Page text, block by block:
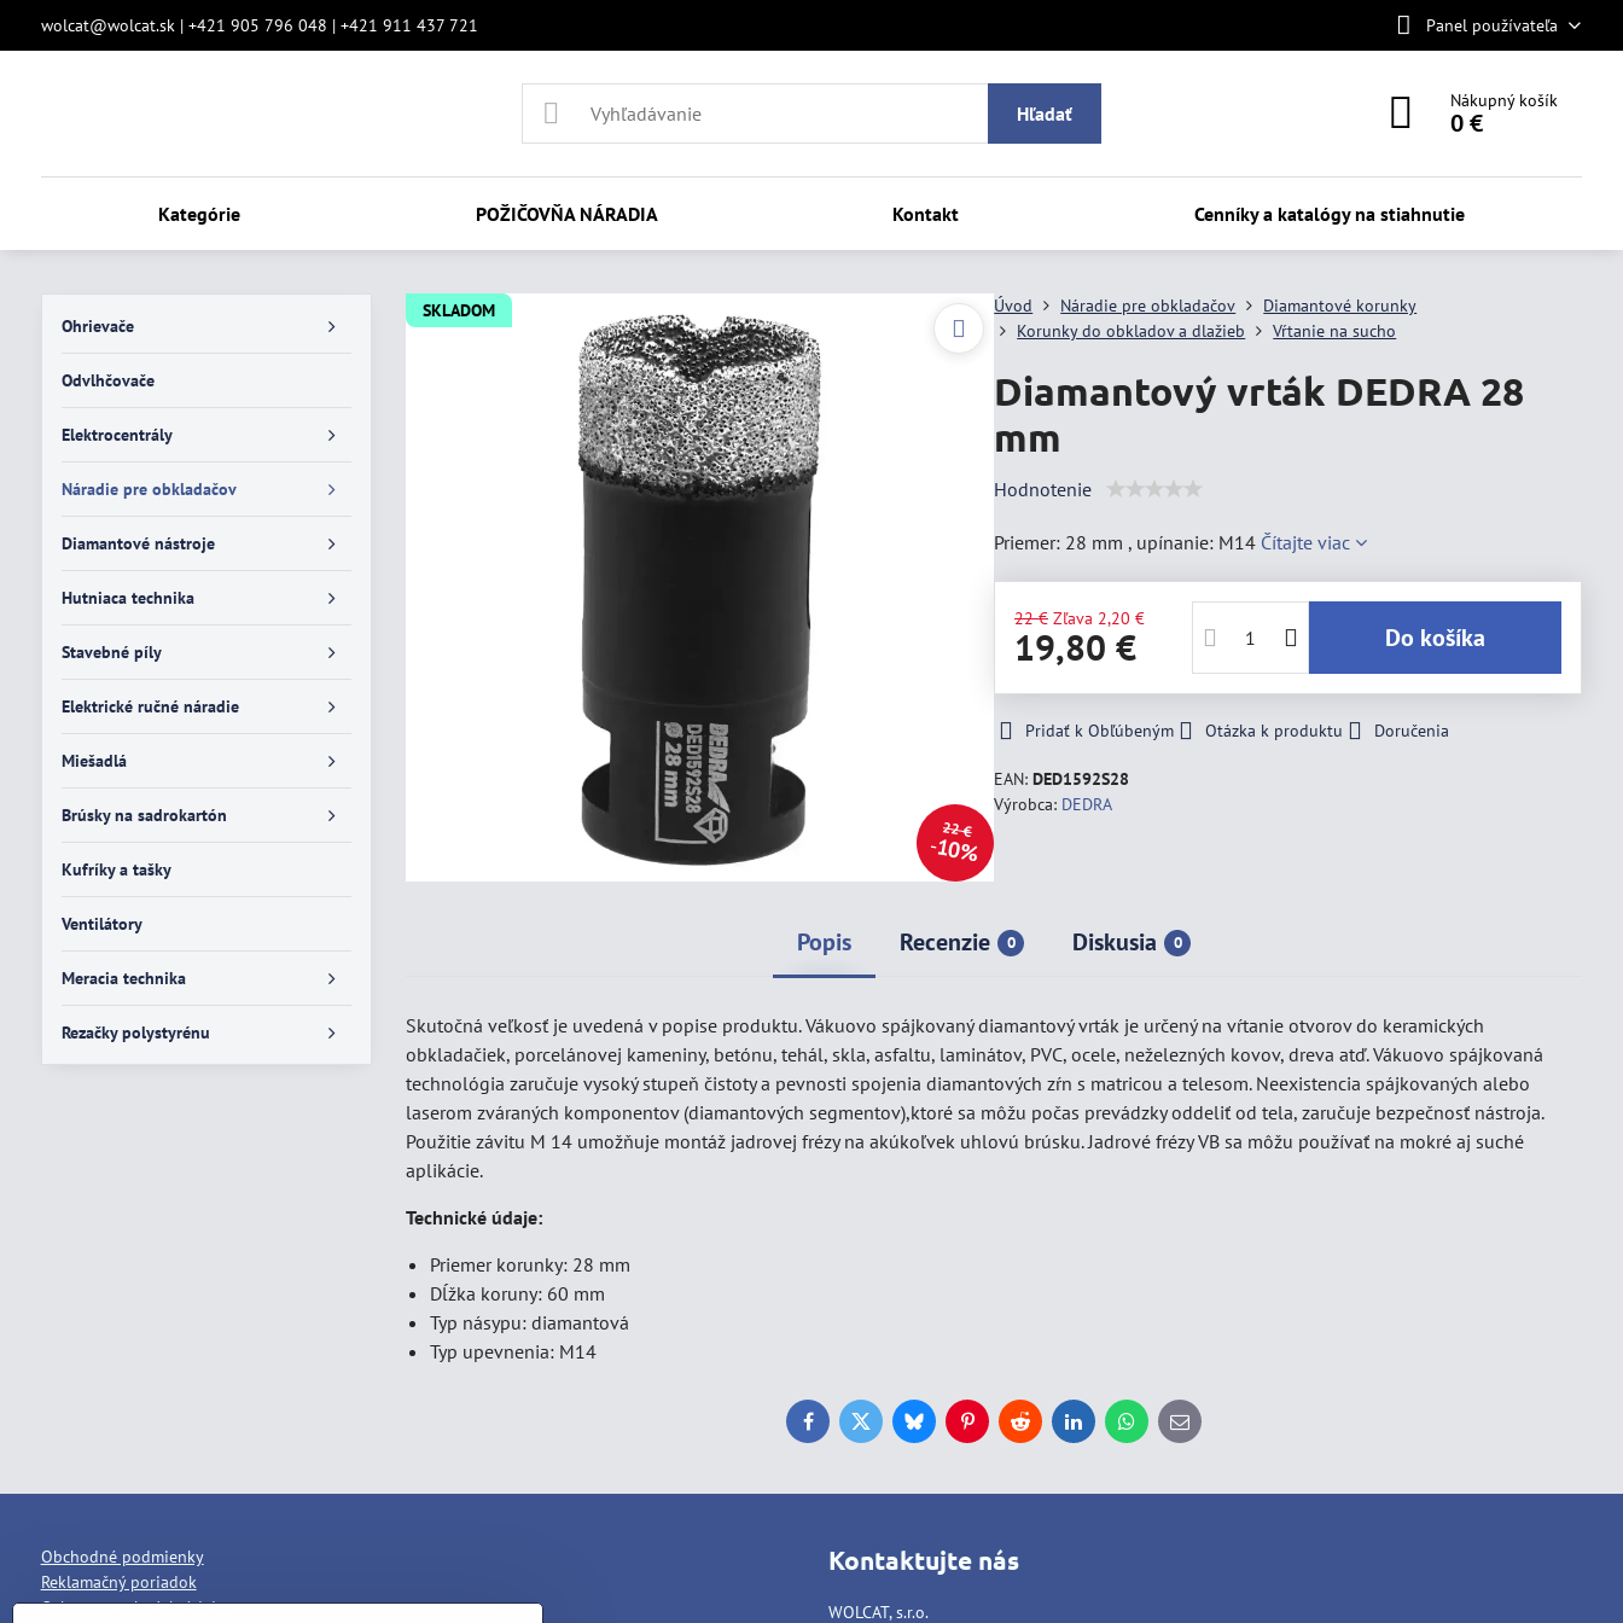
wolcat@wolcat.sk | +421 905 796 048 | +421 911 437 721 Panel používateľa
Hľadať
Nákupný košík
0 €
Kategórie POŽIČOVŇA NÁRADIA Kontakt Cenníky a katalógy na stiahnutie
SKLADOM
22 €
10%
Úvod Náradie pre obkladačov
Diamantové korunky
Korunky do obkladov a dlažieb
Vŕtanie na sucho
Diamantový vrták DEDRA 28
mm
Hodnotenie
Priemer: 28 mm , upínanie: M14 Čítajte viac
22 € Zľava 2,20 €
19,80 € Do košíka
Pridať k Obľúbeným Otázka k produktu Doručenia
EAN:DED1592S28
Výrobca: DEDRA
Popis Recenzie 0 Diskusia 0
Skutočná veľkosť je uvedená v popise produktu. Vákuovo spájkovaný diamantový vrták je určený na vŕtanie otvorov do keramických
obkladačiek, porcelánovej kameniny, betónu, tehál, skla, asfaltu, laminátov, PVC, ocele, neželezných kovov, dreva atď. Vákuovo spájkovaná
technológia zaručuje vysoký stupeň čistoty a pevnosti spojenia diamantových zŕn s matricou a telesom. Neexistencia spájkovaných alebo
laserom zváraných komponentov (diamantových segmentov),ktoré sa môžu počas prevádzky oddeliť od tela, zaručuje bezpečnosť nástroja.
Použitie závitu M 14 umožňuje montáž jadrovej frézy na akúkoľvek uhlovú brúsku. Jadrové frézy VB sa môžu používať na mokré aj suché
aplikácie.
Technické údaje:
Priemer korunky: 28 mm
Dĺžka koruny: 60 mm
Typ násypu: diamantová
Typ upevnenia: M14
FacebookTwitterBlueskyPinterestRedditLinkedInWhatsApp
E-
mail
Ohrievače
Odvlhčovače
Elektrocentrály
Náradie pre obkladačov
Diamantové nástroje
Hutniaca technika
Stavebné píly
Elektrické ručné náradie
Miešadlá
Brúsky na sadrokartón
Kufríky a tašky
Ventilátory
Meracia technika
Rezačky polystyrénu
Obchodné podmienky
Reklamačný poriadok
Ochrana osobných údajov
Kontaktujte nás
WOLCAT, s.r.o.